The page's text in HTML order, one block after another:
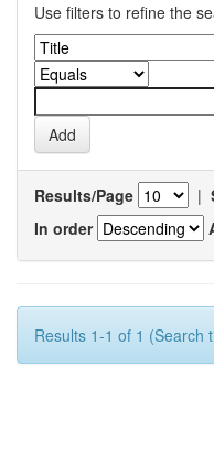
Use filters to refine the
Results/Page |
In order
Results 1-1 of 1 (Search